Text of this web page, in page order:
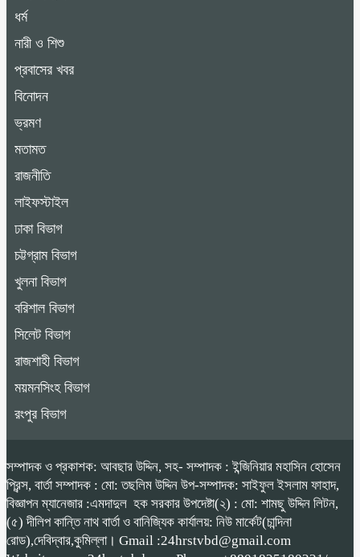
ধর্ম
নারী ও শিশু
প্রবাসের খবর
বিনোদন
ভ্রমণ
মতামত
রাজনীতি
লাইফস্টাইল
ঢাকা বিভাগ
চট্টগ্রাম বিভাগ
খুলনা বিভাগ
বরিশাল বিভাগ
সিলেট বিভাগ
রাজশাহী বিভাগ
ময়মনসিংহ বিভাগ
রংপুর বিভাগ
সম্পাদক ও প্রকাশক: আবছার উদ্দিন, সহ- সম্পাদক : ইন্জিনিয়ার মহাসিন হোসেন
প্রিন্স, বার্তা সম্পাদক : মো: তছলিম উদ্দিন উপ-সম্পাদক: সাইফুল ইসলাম ফাহাদ,
বিজ্ঞাপন ম্যানেজার :এমদাদুল হক সরকার উপদেষ্টা(২) : মো: শামছু উদ্দিন লিটন,
(৫) দীলিপ কান্তি নাথ বার্তা ও বানিজ্যিক কার্যালয়: নিউ মার্কেট(চান্দিনা
রোড),দেবিদ্বার,কুমিল্লা। Gmail :24hrstvbd@gmail.com